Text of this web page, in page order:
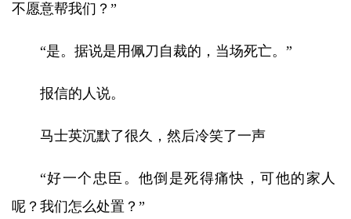
不愿意帮我们？”
“是。据说是用佩刀自裁的，当场死亡。”
报信的人说。
马士英沉默了很久，然后冷笑了一声
“好一个忠臣。他倒是死得痛快，可他的家人
呢？我们怎么处置？”